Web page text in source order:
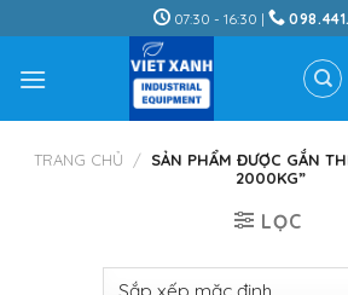
to
content
07:30 - 16:30 |
TRANG CHỦ / SẢN PHẨM ĐƯỢC GẮN
2000KG”
LỌC